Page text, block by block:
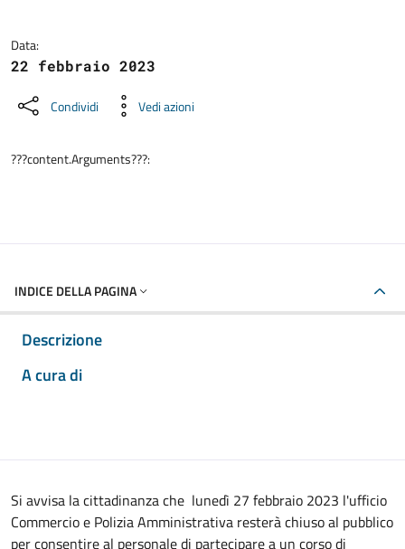
Data:
22 febbraio 2023
Condividi Vedi azioni
???content.Arguments???:
INDICE DELLA PAGINA
Descrizione
A cura di
Si avvisa la cittadinanza che lunedì 27 febbraio 2023 l'ufficio
Commercio e Polizia Amministrativa resterà chiuso al pubblico
per consentire al personale di partecipare a un corso di